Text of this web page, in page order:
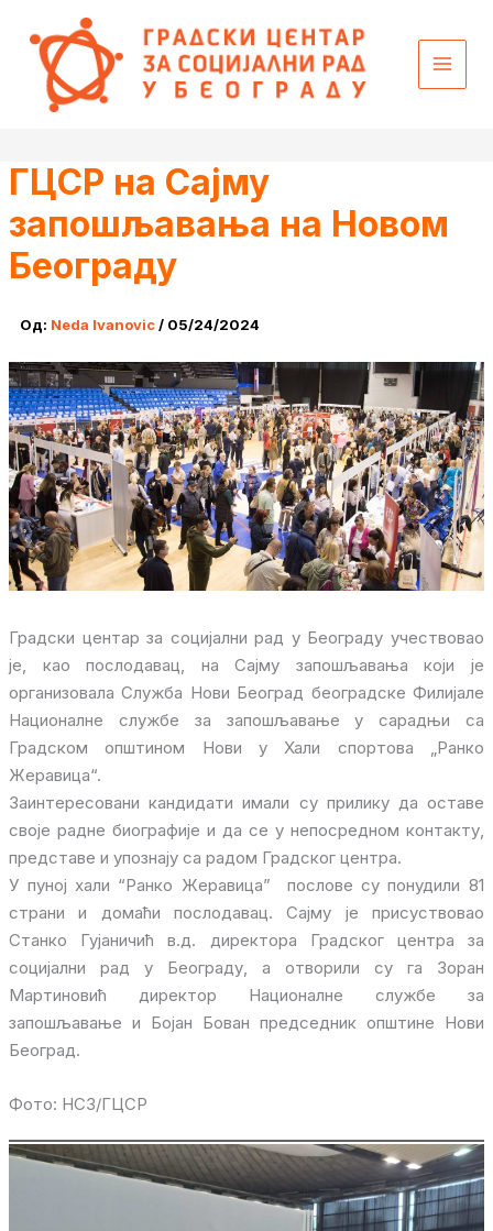
садржај
ГЦСР на Сајму
запошљавања на Новом
Београду
Од: Neda Ivanovic/ 05/24/2024
Градски центар за социјални рад у Београду учествовао
је, као послодавац, на Сајму запошљавања који је
организовала Служба Нови Београд београдске Филијале
Националне службе за запошљавање у сарадњи са
Градском општином Нови у Хали спортова „Ранко
Жеравица“.
Заинтересовани кандидати имали су прилику да оставе
своје радне биографије и да се у непосредном контакту,
представе и упознају са радом Градског центра.
У пуној хали “Ранко Жеравица” послове су понудили 81
страни и домаћи послодавац. Сајму је присуствовао
Станко Гујаничић в.д. директора Градског центра за
социјални рад у Београду, а отворили су га Зоран
Мартиновић директор Националне службе за
запошљавање и Бојан Бован председник општине Нови
Београд.
Фото: НСЗ/ГЦСР